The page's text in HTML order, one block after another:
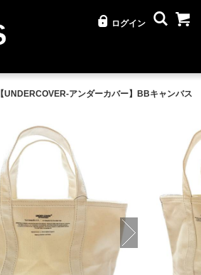
ログイン
【UNDERCOVER-アンダーカバー】BBキャンバス